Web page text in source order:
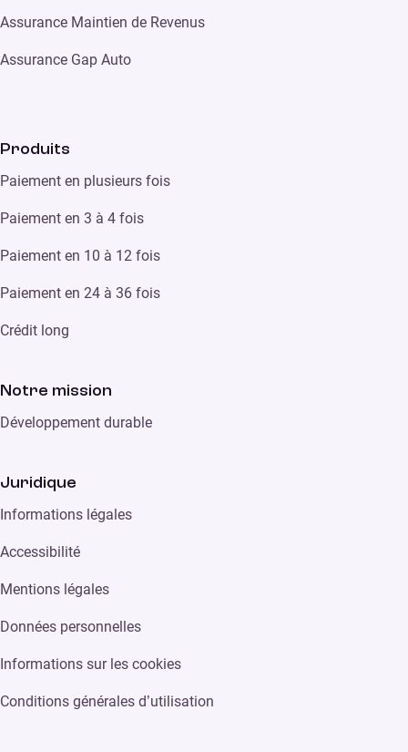
Assurance Maintien de Revenus
Assurance Gap Auto
Produits
Paiement en plusieurs fois
Paiement en 3 à 4 fois
Paiement en 10 à 12 fois
Paiement en 24 à 36 fois
Crédit long
Notre mission
Développement durable
Juridique
Informations légales
Accessibilité
Mentions légales
Données personnelles
Informations sur les cookies
Conditions générales d’utilisation